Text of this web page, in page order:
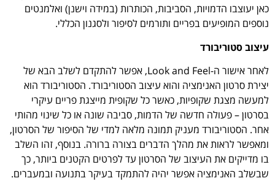
כאן יעוצבו הדמויות, הסביבות, הכותרות (במידה וישנן) ואלמנטים
נוספים המופיעים בפריים ותורמים לסיפור ולסגנון הכללי.
עיצוב סטוריבורד
לאחר אישור ה-Look and Feel, אפשר להתקדם לשלב הבא של
יצירת סרטון האנימציה והוא עיצוב הסטוריבורד. הסטוריבורד הוא
למעשה מצגת שקופיות, כאשר כל שקופית מייצגת פריים עיקרי
בסרטון – פעולה חדשה של הדמות, סביבה שונה או כל שינוי מהותי
אחר. הסטוריבורד מעניק תמונה מלאה למדי של הסיפור של הסרטון,
ומאפשר לראות את מהלך הדברים בצורה ברורה. בנוסף, זהו השלב
בו מדייקים את העיצוב של הסרטון עד לפרטים הקטנים ביותר, כך
שבשלב האנימציה אפשר יהיה להתמקד בעיקר בתנועה ובמעברים.